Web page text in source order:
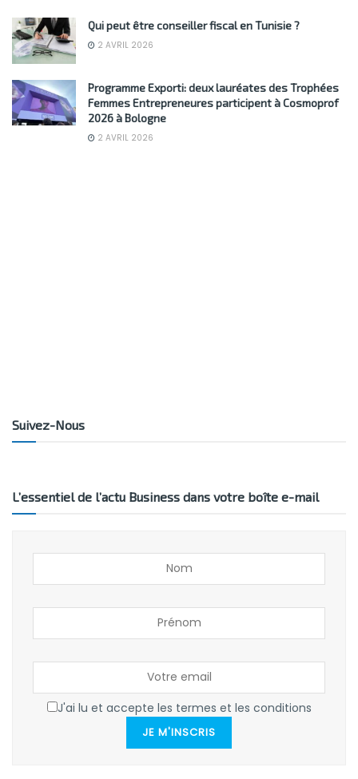
Qui peut être conseiller fiscal en Tunisie ?
2 AVRIL 2026
Programme Exporti: deux lauréates des Trophées
Femmes Entrepreneures participent à Cosmoprof
2026 à Bologne
2 AVRIL 2026
Suivez-Nous
L’essentiel de l’actu Business dans votre boîte e-mail
J'ai lu et accepte les termes et les conditions
JE M'INSCRIS